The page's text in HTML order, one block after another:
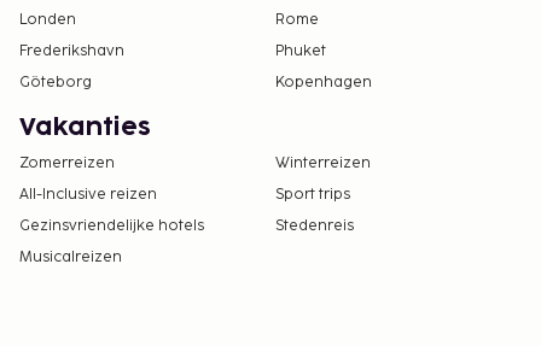
Londen
Rome
Frederikshavn
Phuket
Göteborg
Kopenhagen
Vakanties
Zomerreizen
Winterreizen
All-Inclusive reizen
Sport trips
Gezinsvriendelijke hotels
Stedenreis
Musicalreizen